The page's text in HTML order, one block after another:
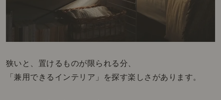
狭いと、置けるものが限られる分、
「兼用できるインテリア」を探す楽しさがあります。